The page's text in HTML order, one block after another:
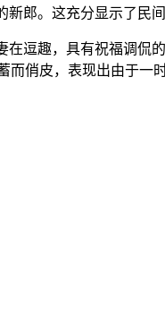
郎。这充分显示了民间
在逗趣，具有祝福调侃
而俏皮，表现出由于一